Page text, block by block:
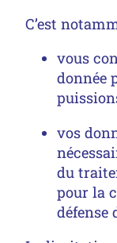
C’est
vous
donnée
vos
du
pour la
défense